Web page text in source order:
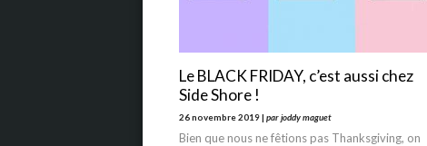
Le BLACK FRIDAY, c’est aussi chez
Side Shore !
26 novembre 2019 | par joddy maguet
Bien que nous ne fêtions pas Thanksgiving, on